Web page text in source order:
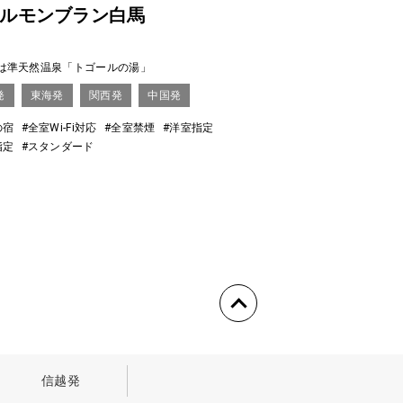
モンブラン白馬
準天然温泉「トゴールの湯」
東海発 関西発 中国発
宿 #全室Wi-Fi対応 #全室禁煙
#洋室指定
#スタンダード
信越発